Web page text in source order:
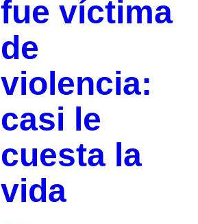
fue víctima
de
violencia:
casi le
cuesta la
vida